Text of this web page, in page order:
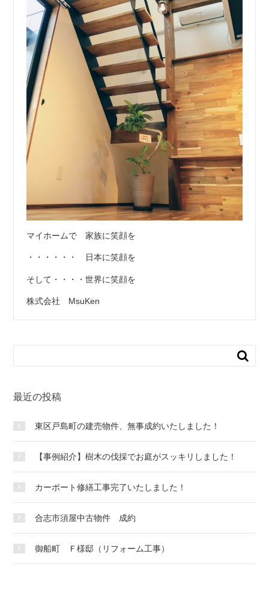
マイホームで 家族に笑顔を
・・・・・・ 日本に笑顔を
そして・・・・世界に笑顔を
株式会社 MsuKen
最近の投稿
東区戸島町の建売物件、無事成約いたしました！
【事例紹介】樹木の伐採でお庭がスッキリしました！
カーポート修繕工事完了いたしました！
合志市須屋中古物件 成約
御船町 Ｆ様邸（リフォーム工事）